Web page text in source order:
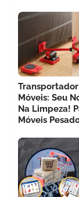
Móveis: Seu
Na Limpeza!
Móveis